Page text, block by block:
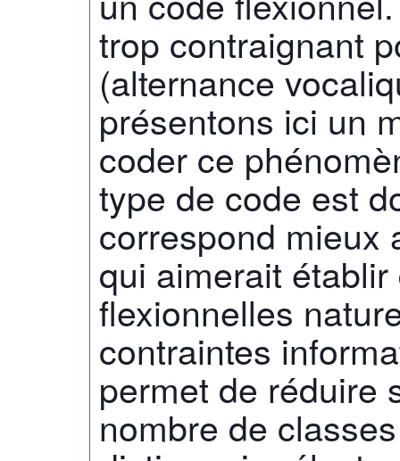
trop contraignant
(alternance
présentons ici un
coder ce
type de code est
correspond mieux
qui aimerait
flexionnelles
contraintes
permet de réduire
nombre de